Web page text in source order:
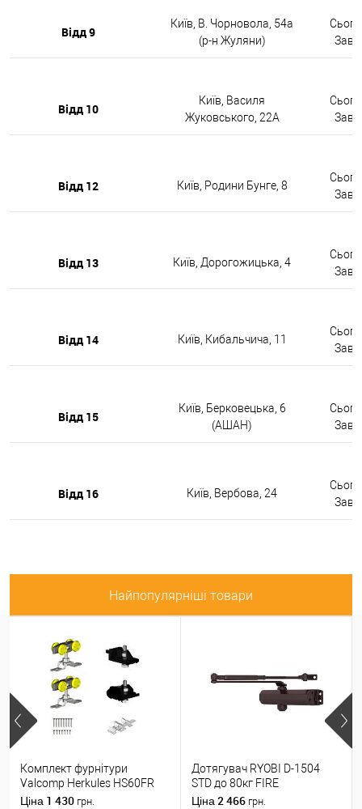
Відд 9
Київ, В. Чорновола, 54а
(р-н Жуляни)
Відд 10
Київ, Василя
Жуковського, 22А
Відд 12 Київ, Родини Бунге, 8
Відд 13 Київ, Дорогожицька, 4
Відд 14 Київ, Кибальчича, 11
Відд 15
Київ, Берковецька, 6
(АШАН)
Відд 16 Київ, Вербова, 24
Найпопулярніші товари
Комплект фурнітури
Valcomp Herkules HS60FR
для 1 полотна з дерева до
Ціна 1 430 грн.
Дотягувач RYOBI D-1504
STD до 80кг FIRE
Коричневий
Ціна 2 466 грн.